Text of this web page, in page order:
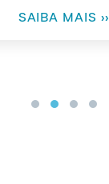
SAIBA MAIS ››